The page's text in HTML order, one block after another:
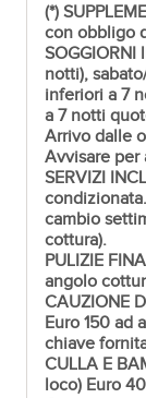
(*)
con obbligo
SOGGIORNI
notti),
inferiori a 7
a 7 notti
Arrivo dalle
Avvisare per
SERVIZI
cambio
cottura).
PULIZIE
angolo
CAUZIONE
Euro 150 ad
chiave
CULLA E
loco) Euro